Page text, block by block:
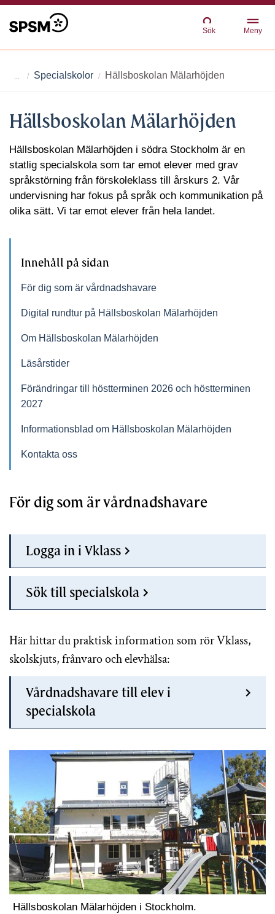
Sök Meny
Specialskolor Hällsboskolan Mälarhöjden
Hällsboskolan Mälarhöjden
Hällsboskolan Mälarhöjden i södra Stockholm är en
statlig specialskola som tar emot elever med grav
språkstörning från förskoleklass till årskurs 2. Vår
undervisning har fokus på språk och kommunikation på
olika sätt. Vi tar emot elever från hela landet.
Innehåll på sidan
För dig som är vårdnadshavare
Digital rundtur på Hällsboskolan Mälarhöjden
Om Hällsboskolan Mälarhöjden
Läsårstider
Förändringar till höstterminen 2026 och höstterminen
2027
Informationsblad om Hällsboskolan Mälarhöjden
Kontakta oss
För dig som är vårdnadshavare
Logga in i Vklass
Sök till specialskola
Här hittar du praktisk information som rör Vklass,
skolskjuts, frånvaro och elevhälsa:
Vårdnadshavare till elev i
specialskola
Hällsboskolan Mälarhöjden i Stockholm.